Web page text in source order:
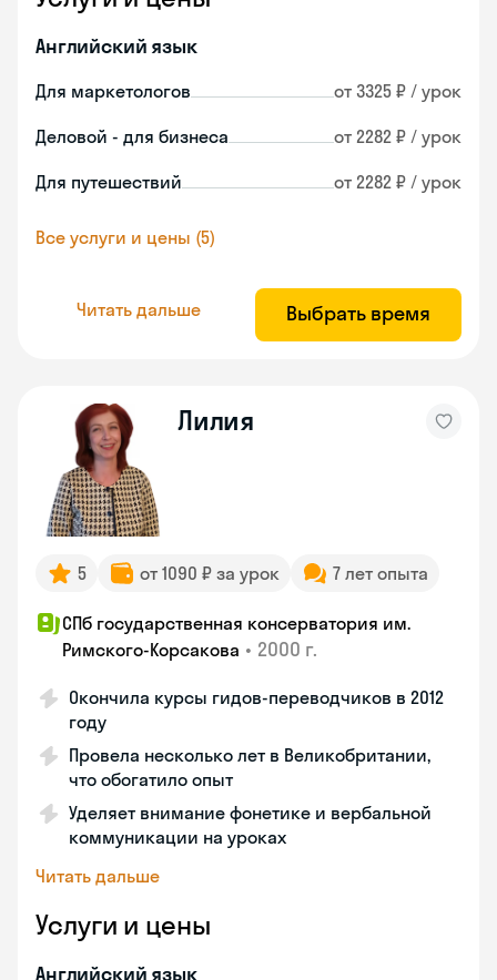
Английский язык
Для маркетологов от 3325 ₽ / урок
Деловой - для бизнеса от 2282 ₽ / урок
Для путешествий от 2282 ₽ / урок
Все услуги и цены (5)
Читать дальше Выбрать время
Лилия
5 от 1090 ₽ за урок 7 лет опыта
СПб государственная консерватория им.
Римского-Корсакова • 2000 г.
Окончила курсы гидов-переводчиков в 2012
году
Провела несколько лет в Великобритании,
что обогатило опыт
Уделяет внимание фонетике и вербальной
коммуникации на уроках
Читать дальше
Услуги и цены
Английский язык